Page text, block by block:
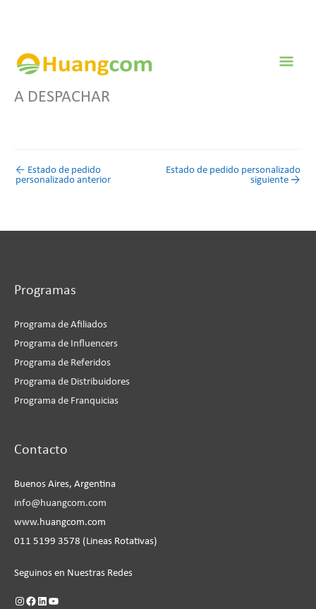
A DESPACHAR
← Estado de pedido
personalizado anterior
Estado de pedido personalizado
siguiente →
Programas
Programa de Afiliados
Programa de Influencers
Programa de Referidos
Programa de Distribuidores
Programa de Franquicias
Contacto
Buenos Aires, Argentina
info@huangcom.com
www.huangcom.com
011 5199 3578 (Lineas Rotativas)
Seguinos en Nuestras Redes